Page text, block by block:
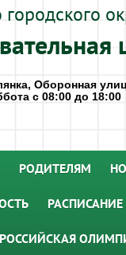
Оборонная
с 08:00 до 18:00
РОДИТЕЛЯМ
РАСПИСАНИЕ